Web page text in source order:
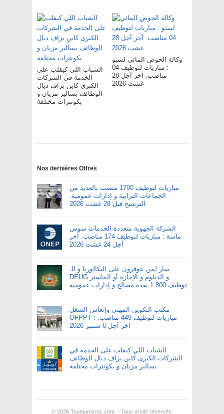
الشباب اللي كيقلب على
الخدمة في الشركات
الكبرى كاين بزاف ديال
الوظائف بسالير مزيان و
بكونترات مختلفة
وكالة الحوض المائي لسبو
: مباريات لتوظيف 04
مناصب. آخر أجل 28
غشت 2026
Nos dernières Offres
مباريات لتوظيف 1700 منصب بالعديد من
الجماعات الترابية و إدارات عمومية.
الترشيح قبل 28 غشت 2026
الشركة الجهوية متعددة الخدمات سوس
ماسة : مباريات لتوظيف 174 مناصب. آخر
أجل 24 غشت 2026
سار لمن يتوفرون على البكالوريا و الـ
DEUG و الدبلوم و الإجازة أو الماستر
توظيف 1.800 بعدة مصالح و إدارات عمومية
مكتب التكوين المهني وإنعاش الشغل
OFPPT : مباريات لتوظيف 449 مناصب.
آخر أجل 6 شتنبر 2026
الشباب اللي كيقلب على الخدمة في
الشركات الكبرى كاين بزاف ديال الوظائف
بسالير مزيان و بكونترات مختلفة
© 2026 Toutaumaroc.com. - Tous droits réservés.